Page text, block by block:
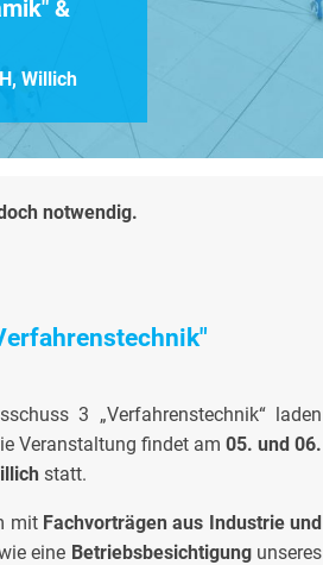
&
Willich
notwendig.
3 „Verfahrenstechnik“ laden
Veranstaltung findet am 05. und 06.
statt.
mit Fachvorträgen aus Industrie und
eine Betriebsbesichtigungunseres